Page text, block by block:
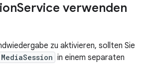
Service verwenden
zu aktivieren, sollten Sie
MediaSession in einem separaten